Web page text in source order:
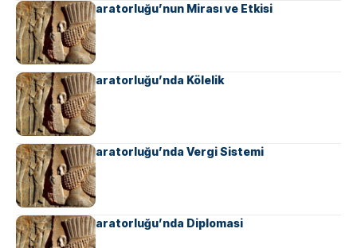
Ahameniş İmparatorluğu’nun Mirası ve Etkisi
Ahameniş İmparatorluğu’nda Kölelik
Ahameniş İmparatorluğu’nda Vergi Sistemi
Ahameniş İmparatorluğu’nda Diplomasi